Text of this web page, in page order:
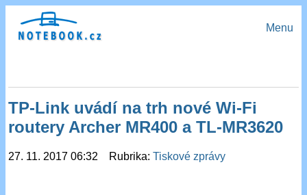
Menu
TP-Link uvádí na trh nové Wi-Fi
routery Archer MR400 a TL-MR3620
27. 11. 2017 06:32 Rubrika:Tiskové zprávy